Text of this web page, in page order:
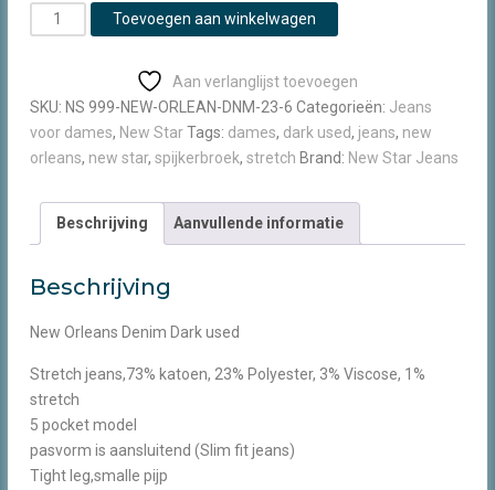
New
Star
stretch
dark
used
Toevoegen aan winkelwagen
Aan verlanglijst toevoegen
SKU: NS 999-NEW-ORLEAN-DNM-23-6 Categorieën: Jeans
voor dames, New Star Tags: dames, dark used, jeans, new
orleans, new star, spijkerbroek, stretch Brand: New Star Jeans
Beschrijving Aanvullende informatie
Beschrijving
New Orleans Denim Dark used
Stretch jeans,73% katoen, 23% Polyester, 3% Viscose, 1%
stretch
5 pocket model
pasvorm is aansluitend (Slim fit jeans)
Tight leg,smalle pijp